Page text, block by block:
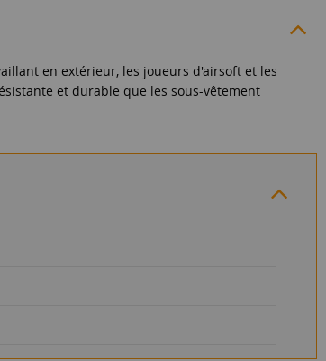
en extérieur, les joueurs d'airsoft et les
et durable que les sous-vêtement